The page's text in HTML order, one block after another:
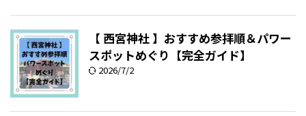
【 西宮神社 】おすすめ参拝順＆パワー
スポットめぐり【完全ガイド】
2026/7/2